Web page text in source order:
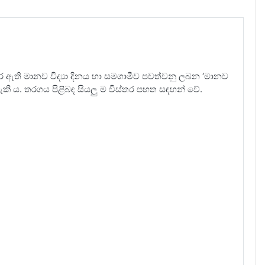
ඇති මානව විද්‍යා දිනය හා සමගාමීව පවත්වනු ලබන ‘මානව
හැකි ය. තරගය පිළිබඳ සියලු ම විස්තර පහත සඳහන් වේ.